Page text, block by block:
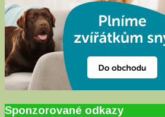
Sponzorované odkazy